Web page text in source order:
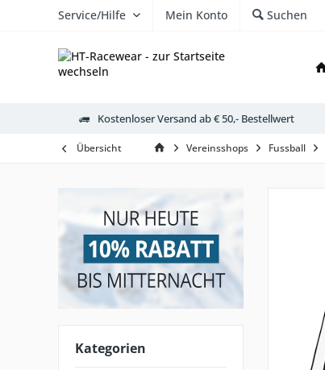
Service/Hilfe Mein Konto Suchen
Kostenloser Versand ab € 50,- Bestellwert
Übersicht Vereinsshops Fussball
Kategorien